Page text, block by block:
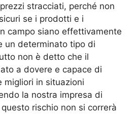
stracciati, perché non
se i prodotti e i
campo siano effettivamente
un determinato tipo di
non è detto che il
a dovere e capace di
migliori in situazioni
la nostra impresa di
questo rischio non si correrà